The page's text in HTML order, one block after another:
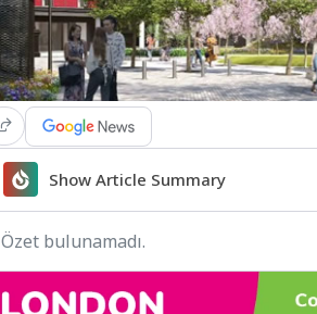
Show Article Summary
Özet bulunamadı.